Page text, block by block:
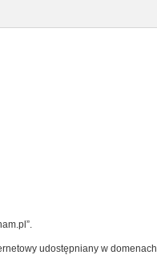
udostępniany w domenach